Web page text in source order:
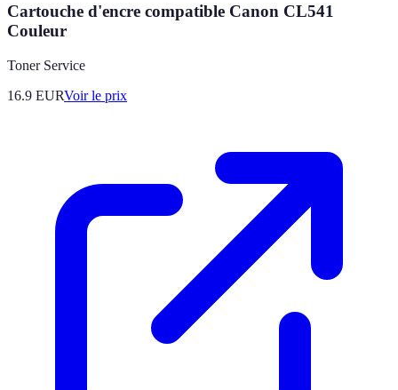
Cartouche d'encre compatible Canon CL541
Couleur
Toner Service
16.9 EURVoir le prix